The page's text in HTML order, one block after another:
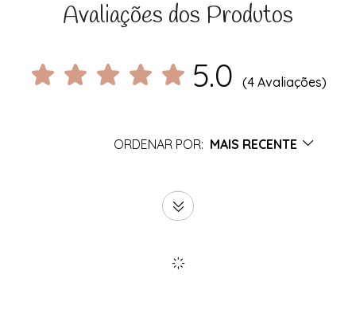
Avaliações dos Produtos
5.0 (4 Avaliações)
ORDENAR POR: MAIS RECENTE